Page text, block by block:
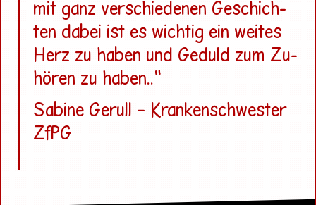
mit ganz ver­schie­de­nen Ge­schich­
ten dabei ist es wich­tig ein wei­tes
Herz zu haben und Ge­duld zum Zu­
hö­ren zu haben..“
Sa­bi­ne Ge­rull – Kran­ken­schwes­ter
ZfPG